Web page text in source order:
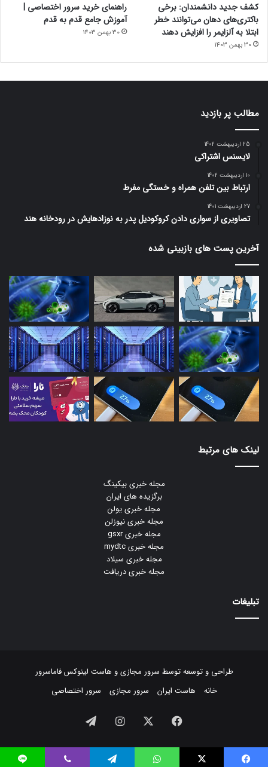
کشف جدید دانشمندان: برخی
باکتری‌های دهان می‌توانند خطر
ابتلا به آلزایمر را افزایش دهند
30 بهمن 1403
راهنمای خرید سرور اختصاصی |
آموزش جامع قدم به قدم
30 بهمن 1403
مطالب پر بازدید
25 اردیبهشت 1402
لایسنس اشتراکی
10 اردیبهشت 1402
ارتباط بین تلفن همراه و خستگی مفرط
27 اردیبهشت 1401
تصاویری از سواری دادن کروکودیل پدر به نوزادهایش در رودخانه هند
آخرین پست های بازبینی شده
لینک های مرتبط
مجله خبری بیکینگ
برگزیده های ایران
مجله خبری یولن
مجله خبری نیوزلن
مجله خبری gsxr
مجله خبری mydtc
مجله خبری سیلاد
مجله خبری دریافت
تبلیغات
طراحی و توسعه توسط سرور مجازیو هاست لینوکسفاماسرور
خانه
هاست ایران سرور مجازی سرور اختصاصی
فیسبوک ایکس اینستاگرام